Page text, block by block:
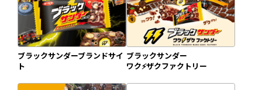
ブラックサンダーブランドサイ
ト
ブラックサンダー
ワク⚡️ザクファクトリー